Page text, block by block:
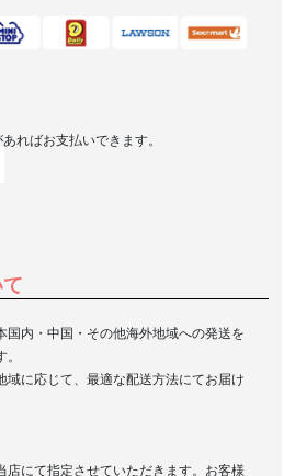
ればお支払いできます。
国内・中国・その他海外地域への発送を
域に応じて、最適な配送方法にてお届け
にて指定させていただきます。お客様